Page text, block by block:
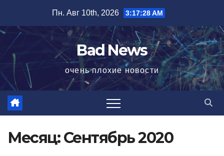
содержимому
Пн. Авг 10th, 2026 3:17:30 AM
Bad News
очень плохие новости
Месяц:Сентябрь 2020